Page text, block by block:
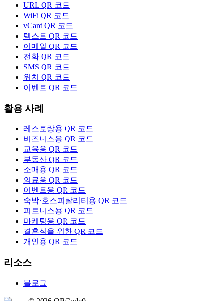
URL QR 코드
WiFi QR 코드
vCard QR 코드
텍스트 QR 코드
이메일 QR 코드
전화 QR 코드
SMS QR 코드
위치 QR 코드
이벤트 QR 코드
활용 사례
레스토랑용 QR 코드
비즈니스용 QR 코드
교육용 QR 코드
부동산 QR 코드
소매용 QR 코드
의료용 QR 코드
이벤트용 QR 코드
숙박·호스피탈리티용 QR 코드
피트니스용 QR 코드
마케팅용 QR 코드
결혼식을 위한 QR 코드
개인용 QR 코드
리소스
블로그